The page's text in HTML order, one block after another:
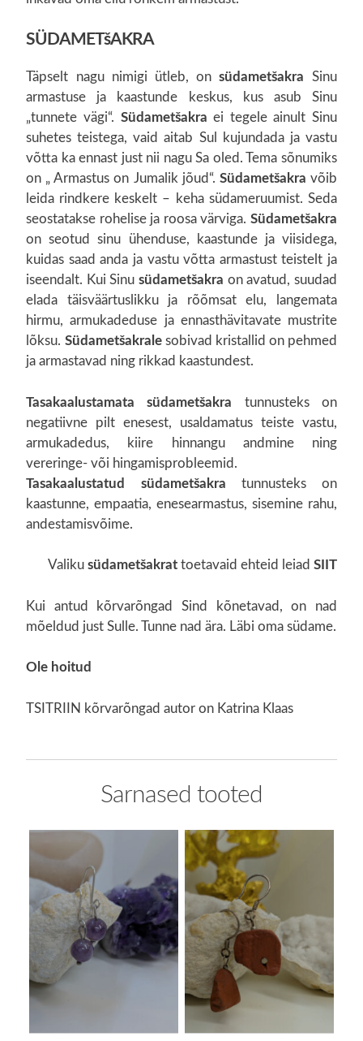
SÜDAMETšAKRA
Täpselt nagu nimigi ütleb, on südametšakra Sinu
armastuse ja kaastunde keskus, kus asub Sinu
„tunnete vägi“. Südametšakra ei tegele ainult Sinu
suhetes teistega, vaid aitab Sul kujundada ja vastu
võtta ka ennast just nii nagu Sa oled. Tema sõnumiks
on „ Armastus on Jumalik jõud“. Südametšakra võib
leida rindkere keskelt – keha südameruumist. Seda
seostatakse rohelise ja roosa värviga. Südametšakra
on seotud sinu ühenduse, kaastunde ja viisidega,
kuidas saad anda ja vastu võtta armastust teistelt ja
iseendalt. Kui Sinu südametšakra on avatud, suudad
elada täisväärtuslikku ja rõõmsat elu, langemata
hirmu, armukadeduse ja ennasthävitavate mustrite
lõksu. Südametšakralesobivad kristallid on pehmed
ja armastavad ning rikkad kaastundest.
Tasakaalustamata südametšakra tunnusteks on
negatiivne pilt enesest, usaldamatus teiste vastu,
armukadedus, kiire hinnangu andmine ning
vereringe- või hingamisprobleemid.
Tasakaalustatud südametšakra tunnusteks on
kaastunne, empaatia, enesearmastus, sisemine rahu,
andestamisvõime.
Valiku südametšakrattoetavaid ehteid leiad SIIT
Kui antud kõrvarõngad Sind kõnetavad, on nad
mõeldud just Sulle. Tunne nad ära. Läbi oma südame.
Ole hoitud
TSITRIIN kõrvarõngad autor on Katrina Klaas
Sarnased tooted